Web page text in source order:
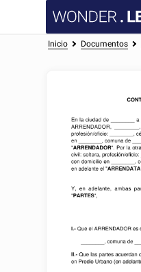
Inicio Documentos